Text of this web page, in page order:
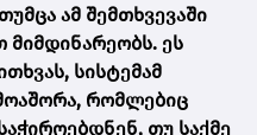
ამ შემთხვევაში
ეს
სისტემამ
რომლებიც
თუ საქმე